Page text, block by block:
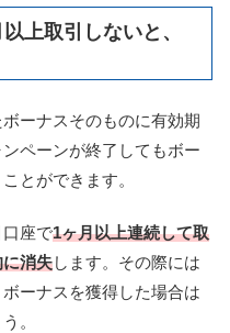
上取引しないと、
ーナスそのものに有効期
ペーンが終了してもボー
とができます。
座で1ヶ月以上連続して取
消失します。その際には
ーナスを獲得した場合は
。